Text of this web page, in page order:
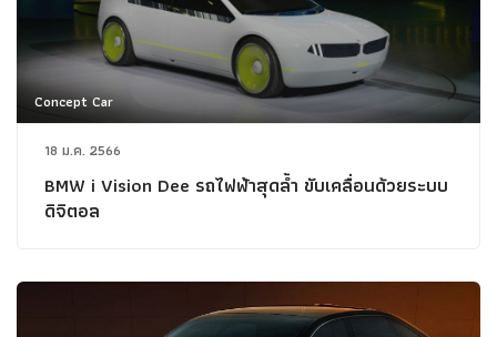
Concept Car
18 ม.ค. 2566
BMW i Vision Dee รถไฟฟ้าสุดล้ำ ขับเคลื่อนด้วยระบบ
ดิจิตอล